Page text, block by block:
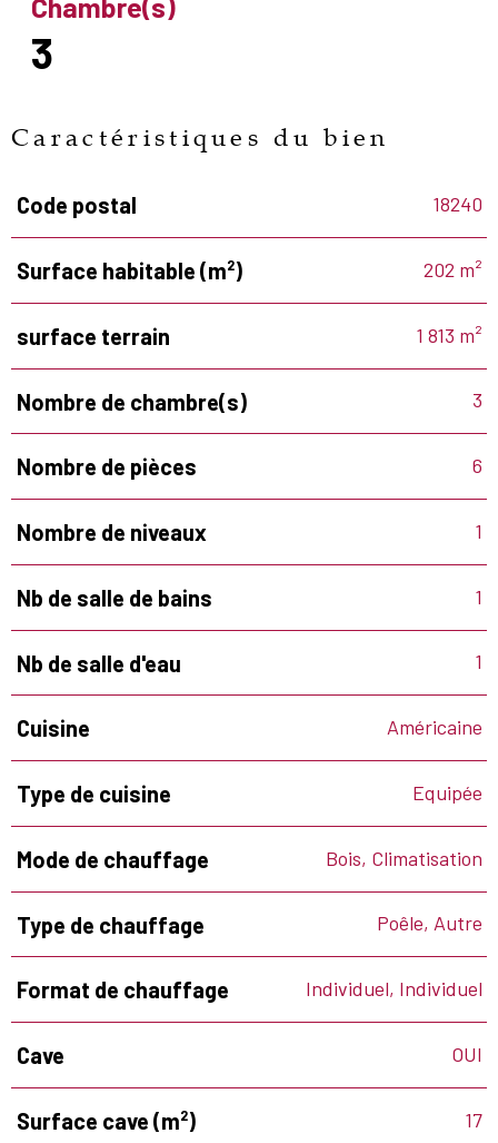
Chambre(s)
3
Caractéristiques du bien
Caractéristiques
Code postal 18240
Surface habitable (m²) 202 m²
surface terrain 1 813 m²
Nombre de chambre(s) 3
Nombre de pièces 6
Nombre de niveaux 1
Nb de salle de bains 1
Nb de salle d'eau 1
Cuisine Américaine
Type de cuisine Equipée
Mode de chauffage Bois, Climatisation
Type de chauffage Poêle, Autre
Format de chauffage Individuel, Individuel
Cave OUI
Surface cave (m²) 17